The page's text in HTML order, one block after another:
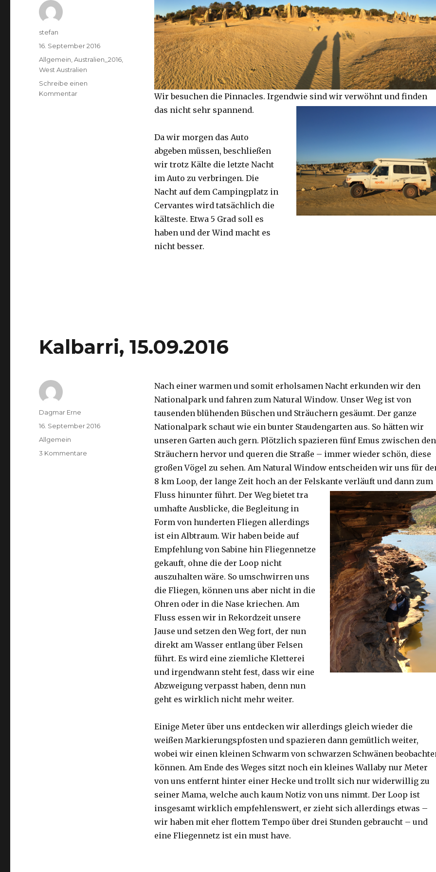
Wir besuchen die Pinnacles. Irgendwie sind wir verwöhnt und finden
das nicht sehr spannend.
Da wir morgen das Auto
abgeben müssen, beschließen
wir trotz Kälte die letzte Nacht
im Auto zu verbringen. Die
Nacht auf dem Campingplatz in
Cervantes wird tatsächlich die
kälteste. Etwa 5 Grad soll es
haben und der Wind macht es
nicht besser.
Autor
stefan
Veröffentlicht
am
16. September 2016
Kategorien
Allgemein,Australien_2016,
West Australien
Schreibe einen
Kommentarzu
Kalbarri, 15.09.2016
Nach einer warmen und somit erholsamen Nacht erkunden wir den
Nationalpark und fahren zum Natural Window. Unser Weg ist von
tausenden blühenden Büschen und Sträuchern gesäumt. Der ganze
Nationalpark schaut wie ein bunter Staudengarten aus. So hätten wir
unseren Garten auch gern. Plötzlich spazieren fünf Emus zwischen den
Sträuchern hervor und queren die Straße – immer wieder schön, diese
großen Vögel zu sehen. Am Natural Window entscheiden wir uns für
8 km Loop, der lange Zeit hoch an der Felskante verläuft und dann zum
Fluss hinunter führt. Der Weg bietet tra
umhafte Ausblicke, die Begleitung in
Form von hunderten Fliegen allerdings
ist ein Albtraum. Wir haben beide auf
Empfehlung von Sabine hin Fliegennetze
gekauft, ohne die der Loop nicht
auszuhalten wäre. So umschwirren uns
die Fliegen, können uns aber nicht in die
Ohren oder in die Nase kriechen. Am
Fluss essen wir in Rekordzeit unsere
Jause und setzen den Weg fort, der nun
direkt am Wasser entlang über Felsen
führt. Es wird eine ziemliche Kletterei
und irgendwann steht fest, dass wir eine
Abzweigung verpasst haben, denn nun
geht es wirklich nicht mehr weiter.
Einige Meter über uns entdecken wir allerdings gleich wieder die
weißen Markierungspfosten und spazieren dann gemütlich weiter,
wobei wir einen kleinen Schwarm von schwarzen Schwänen
können. Am Ende des Weges sitzt noch ein kleines Wallaby nur Meter
von uns entfernt hinter einer Hecke und trollt sich nur widerwillig zu
seiner Mama, welche auch kaum Notiz von uns nimmt. Der Loop ist
insgesamt wirklich empfehlenswert, er zieht sich allerdings etwas –
wir haben mit eher flottem Tempo über drei Stunden gebraucht – und
eine Fliegennetz ist ein must have.
Autor
Dagmar Erne
Veröffentlicht
am
16. September 2016
Kategorien
Allgemein
3 Kommentare